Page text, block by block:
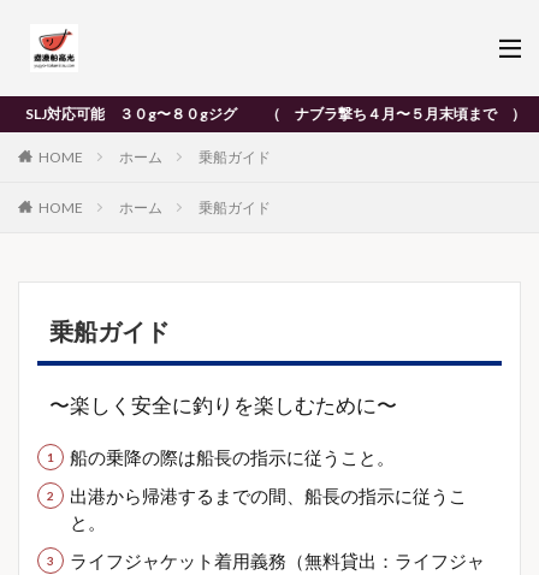
可能 ３０g〜８０gジグ （ ナブラ撃ち４月〜５月末頃まで ）
HOME ホーム 乗船ガイド
HOME ホーム 乗船ガイド
乗船ガイド
〜楽しく安全に釣りを楽しむために〜
船の乗降の際は船長の指示に従うこと。
出港から帰港するまでの間、船長の指示に従うこ
と。
ライフジャケット着用義務（無料貸出：ライフジャ